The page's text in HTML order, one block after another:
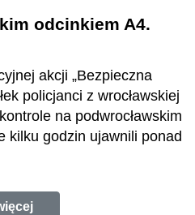
odcinkiem A4.
akcji „Bezpieczna
policjanci z wrocławskiej
na podwrocławskim
kilku godzin ujawnili ponad